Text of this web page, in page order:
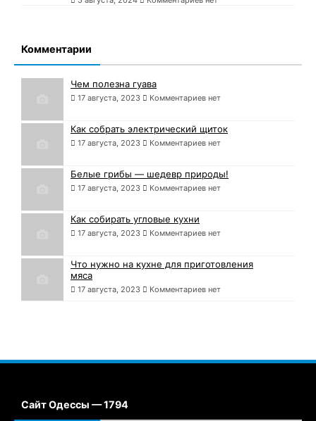
Комментарии
Чем полезна гуава
17 августа, 2023 Комментариев нет
Как собрать электрический щиток
17 августа, 2023 Комментариев нет
Белые грибы — шедевр природы!
17 августа, 2023 Комментариев нет
Как собирать угловые кухни
17 августа, 2023 Комментариев нет
Что нужно на кухне для приготовления
мяса
17 августа, 2023 Комментариев нет
Сайт Одессы — 1794